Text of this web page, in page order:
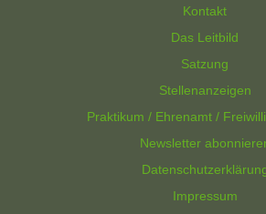
Kontakt
Das Leitbild
Satzung
Stellenanzeigen
Praktikum / Ehrenamt /
Newsletter
Impressum